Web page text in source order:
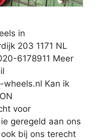
in
203 1171 NL
6178911 Meer
wheels.nl Kan ik
voor
geregeld aan ons
bij ons terecht